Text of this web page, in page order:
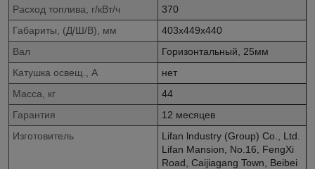
Расход топлива, г/кВт/ч
370
Габариты, (Д/Ш/В), мм
403х449х440
Вал
Горизонтальный, 25мм
Катушка освещ., А
нет
Масса, кг
44
Гарантия
12 месяцев
Изготовитель
Lifan lndustry (Group) Co., Ltd.
Lifan Mansion, No.16, FengXi
Road, Caijiagang Town, Beibei